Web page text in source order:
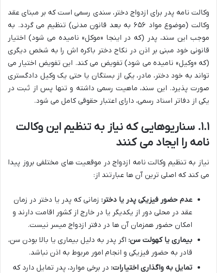
وکالت نامه پدر برای ازدواج دختر، سندی رسمی است که بر مبنای عقد
وکالت (موضوع مواد ۶۵۶ به بعد قانون مدنی) تنظیم می گردد. به
موجب این سند، پدر (که در اینجا «موکل» نامیده می شود) اختیار
قانونی خود مبنی بر اذن در نکاح دختر باکره اش را به شخص دیگری
(که «وکیل» نامیده می شود) تفویض می کند. این تفویض اختیار می
تواند به خود دختر، مادر، یکی از بستگان یا حتی یک وکیل دادگستری
صورت پذیرد. این سند، ماهیت رسمی داشته و تنها پس از ثبت در
یکی از دفاتر اسناد رسمی، دارای اعتبار حقوقی کامل می شود.
۱.۱. سناریوهایی که نیاز به تنظیم این وکالت
نامه را ایجاد می کنند
نیاز به تنظیم وکالت نامه ازدواج در موقعیت های مختلفی بروز پیدا
می کند که اصلی ترین آن ها عبارتند از:
عدم حضور فیزیکی پدر یا دختر: زمانی که پدر یا دختر در زمان
عقد در محلی دور از یکدیگر یا در خارج از کشور اقامت دارند و
امکان حضور همزمان آن ها در دفتر ازدواج میسر نیست.
بیماری یا کهولت سن: اگر پدر به دلیل بیماری یا بالا بودن سن،
قادر به حضور فیزیکی و انجام امور مربوط به اذن نباشد.
تمایل به واگذاری اختیارات: در برخی موارد، پدر تمایل دارد که